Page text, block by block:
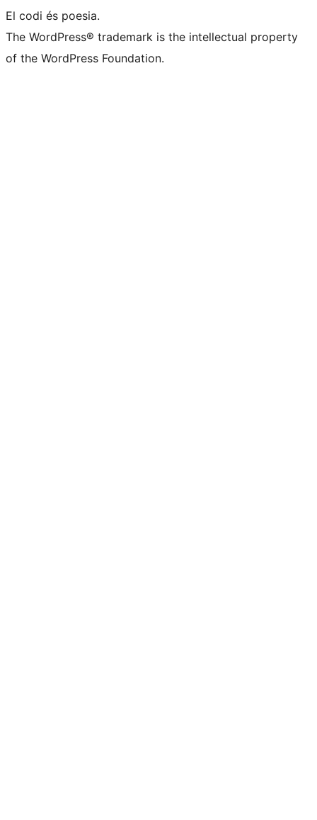
El codi és poesia.
The WordPress® trademark is the intellectual property
of the WordPress Foundation.